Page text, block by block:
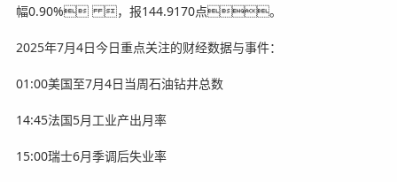
幅0.90% ，报144.9170点。
2025年7月4日今日重点关注的财经数据与事件：
01:00美国至7月4日当周石油钻井总数
14:45法国5月工业产出月率
15:00瑞士6月季调后失业率